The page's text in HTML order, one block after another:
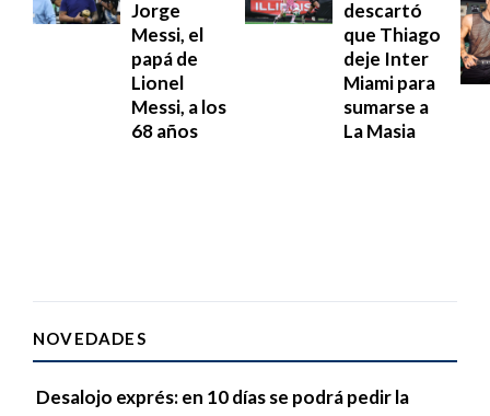
Jorge
Messi, el
papá de
Lionel
Messi, a los
68 años
descartó
que Thiago
deje Inter
Miami para
sumarse a
La Masia
NOVEDADES
Desalojo exprés: en 10 días se podrá pedir la